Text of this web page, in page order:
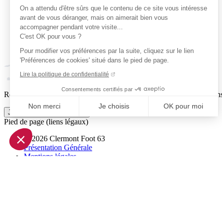
On a attendu d'être sûrs que le contenu de ce site vous intéresse
avant de vous déranger, mais on aimerait bien vous
accompagner pendant votre visite...
C'est OK pour vous ?
Pour modifier vos préférences par la suite, cliquez sur le lien
'Préférences de cookies' situé dans le pied de page.
Lire la politique de confidentialité
Consentements certifiés par
Non merci Je choisis OK pour moi
Axeptio consent
Plateforme de Gestion du Consentement : Personnalisez
Notre plateforme vous permet d'adapter et de gérer vos
Reçois par email ta dose officielle de Clermont Foot 63 : actus,
Je m'inscris à la newsletter
Pied de page (liens légaux)
© 2026 Clermont Foot 63
Présentation Générale
Mentions légales